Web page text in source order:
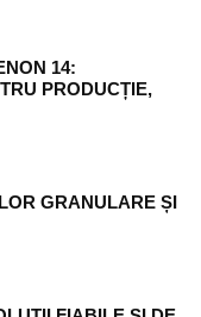
14:
PRODUCȚIE,
GRANULARE ȘI